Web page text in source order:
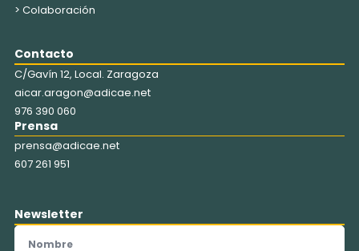
> Colaboración
Contacto
C/Gavín 12, Local. Zaragoza
aicar.aragon@adicae.net
976 390 060
Prensa
prensa@adicae.net
607 261 951
Newsletter
Nombre